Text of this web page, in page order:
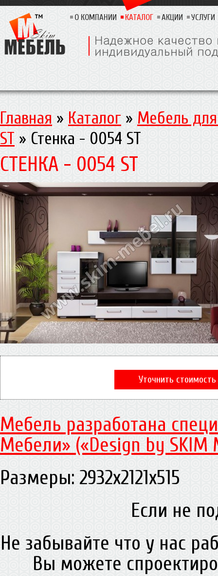
О КОМПАНИИ КАТАЛОГ АКЦИИ УСЛУГИ
Главная » Каталог » Мебель
ST » Стенка - 0054 ST
СТЕНКА - 0054 ST
Уточнить стоимость
Мебель разработана
Мебели» («Design by SKIM
Размеры: 2932х2121х515
Если не
Не забывайте что у нас
Вы можете